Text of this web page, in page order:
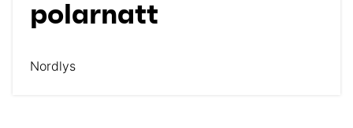
polarnatt
Nordlys